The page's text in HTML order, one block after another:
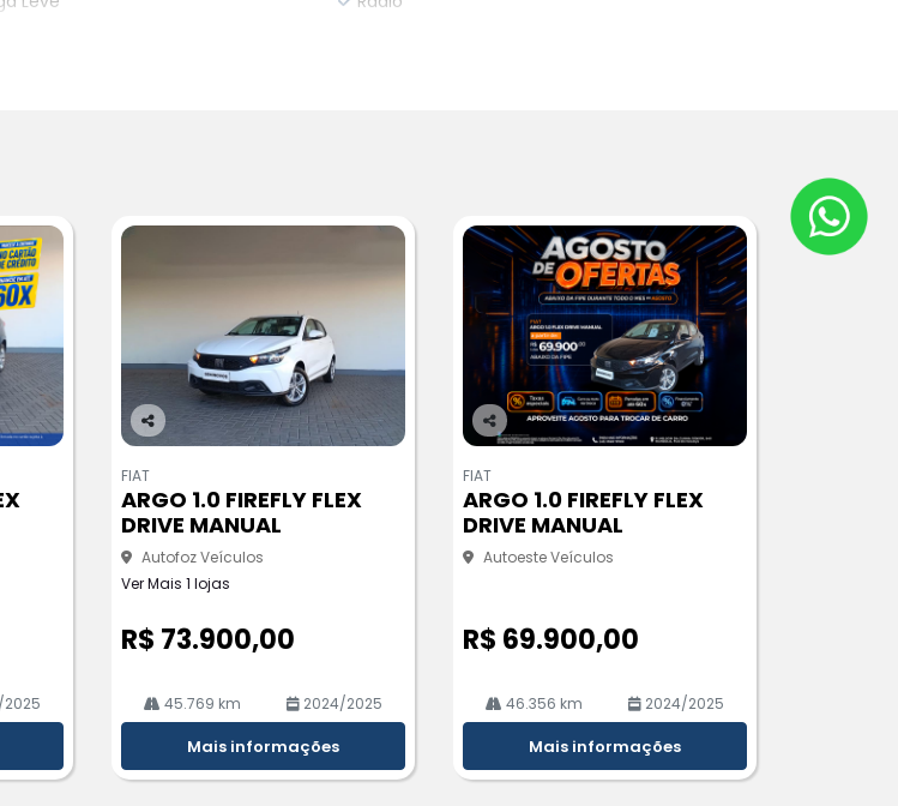
Co
pa
rtil
he
FIAT
ARGO 1.0 FIREFLY FLEX
DRIVE MANUAL
Autofoz Veículos
Ver Mais 1 lojas
R$ 73.900,00
45.769 km 2024/2025
Mais informações
Co
pa
rtil
he
FIAT
ARGO 1.0 FIREFLY FLEX
DRIVE MANUAL
Autoeste Veículos
R$ 69.900,00
46.356 km 2024/2025
Mais informações